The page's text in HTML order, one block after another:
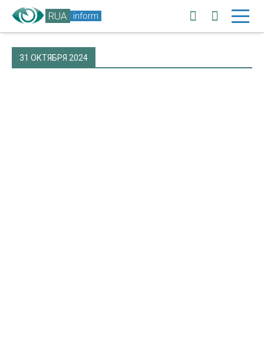
RUA inform
31 ОКТЯБРЯ 2024